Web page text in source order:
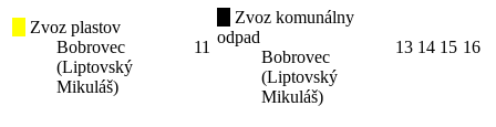
Zvoz plastov
Bobrovec
(Liptovský
Mikuláš)
11
Zvoz komunálny
odpad
Bobrovec
(Liptovský
Mikuláš)
13 14 15 16